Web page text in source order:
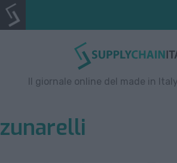
Il giornale online del made in
zunarelli